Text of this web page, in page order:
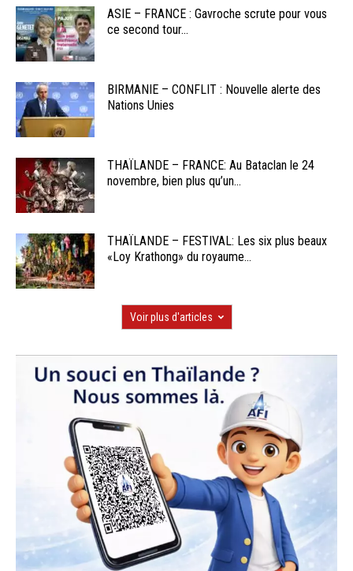
ASIE – FRANCE : Gavroche scrute pour vous
ce second tour...
BIRMANIE – CONFLIT : Nouvelle alerte des
Nations Unies
THAÏLANDE – FRANCE: Au Bataclan le 24
novembre, bien plus qu’un...
THAÏLANDE – FESTIVAL: Les six plus beaux
«Loy Krathong» du royaume...
Voir plus d'articles